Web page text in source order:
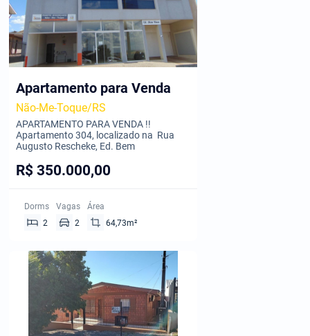
Apartamento para Venda
Não-Me-Toque/RS
APARTAMENTO PARA VENDA !!
Apartamento 304, localizado na Rua
Augusto Rescheke, Ed. Bem
R$ 350.000,00
Dorms
2
Vagas
2
Área
64,73m²